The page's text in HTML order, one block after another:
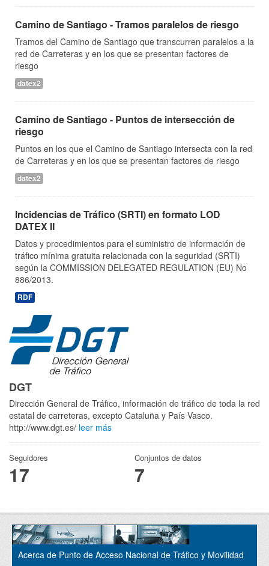
Camino de Santiago - Tramos paralelos de riesgo
Tramos del Camino de Santiago que transcurren paralelos a la
red de Carreteras y en los que se presentan factores de
riesgo
datex2
Camino de Santiago - Puntos de intersección de
riesgo
Puntos en los que el Camino de Santiago intersecta con la red
de Carreteras y en los que se presentan factores de riesgo
datex2
Incidencias de Tráfico (SRTI) en formato LOD
DATEX II
Datos y procedimientos para el suministro de información de
tráfico mínima gratuita relacionada con la seguridad (SRTI)
según la COMMISSION DELEGATED REGULATION (EU) No
886/2013.
RDF
DGT
Dirección General de Tráfico, información de tráfico de toda la red
estatal de carreteras, excepto Cataluña y País Vasco.
http://www.dgt.es/ leer más
Seguidores
17
Conjuntos de datos
7
Acerca de Punto de Acceso Nacional de Tráfico y Movilidad